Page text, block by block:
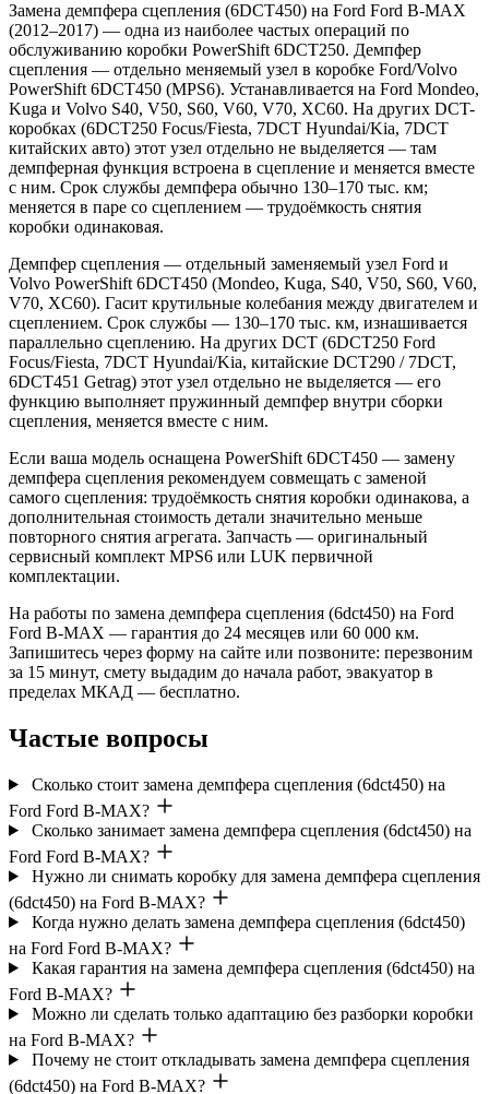
Замена демпфера сцепления (6DCT450) на Ford Ford B-MAX
(2012–2017) — одна из наиболее частых операций по
обслуживанию коробки PowerShift 6DCT250. Демпфер
сцепления — отдельно меняемый узел в коробке Ford/Volvo
PowerShift 6DCT450 (MPS6). Устанавливается на Ford Mondeo,
Kuga и Volvo S40, V50, S60, V60, V70, XC60. На других DCT-
коробках (6DCT250 Focus/Fiesta, 7DCT Hyundai/Kia, 7DCT
китайских авто) этот узел отдельно не выделяется — там
демпферная функция встроена в сцепление и меняется вместе
с ним. Срок службы демпфера обычно 130–170 тыс. км;
меняется в паре со сцеплением — трудоёмкость снятия
коробки одинаковая.
Демпфер сцепления — отдельный заменяемый узел Ford и
Volvo PowerShift 6DCT450 (Mondeo, Kuga, S40, V50, S60, V60,
V70, XC60). Гасит крутильные колебания между двигателем и
сцеплением. Срок службы — 130–170 тыс. км, изнашивается
параллельно сцеплению. На других DCT (6DCT250 Ford
Focus/Fiesta, 7DCT Hyundai/Kia, китайские DCT290 / 7DCT,
6DCT451 Getrag) этот узел отдельно не выделяется — его
функцию выполняет пружинный демпфер внутри сборки
сцепления, меняется вместе с ним.
Если ваша модель оснащена PowerShift 6DCT450 — замену
демпфера сцепления рекомендуем совмещать с заменой
самого сцепления: трудоёмкость снятия коробки одинакова, а
дополнительная стоимость детали значительно меньше
повторного снятия агрегата. Запчасть — оригинальный
сервисный комплект MPS6 или LUK первичной
комплектации.
На работы по замена демпфера сцепления (6dct450) на Ford
Ford B-MAX — гарантия до 24 месяцев или 60 000 км.
Запишитесь через форму на сайте или позвоните: перезвоним
за 15 минут, смету выдадим до начала работ, эвакуатор в
пределах МКАД — бесплатно.
Частые вопросы
Сколько стоит замена демпфера сцепления (6dct450) на
Ford Ford B-MAX?
Сколько занимает замена демпфера сцепления (6dct450) на
Ford Ford B-MAX?
Нужно ли снимать коробку для замена демпфера сцепления
(6dct450) на Ford B-MAX?
Когда нужно делать замена демпфера сцепления (6dct450)
на Ford Ford B-MAX?
Какая гарантия на замена демпфера сцепления (6dct450) на
Ford B-MAX?
Можно ли сделать только адаптацию без разборки коробки
на Ford B-MAX?
Почему не стоит откладывать замена демпфера сцепления
(6dct450) на Ford B-MAX?